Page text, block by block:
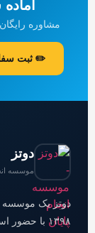
مشاوره
✏️ ثبت
دوتز
موسسه
دوتز یک موسسه